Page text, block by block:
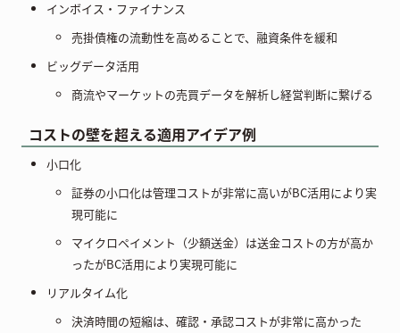
インボイス・ファイナンス
売掛債権の流動性を高めることで、融資条件を緩和
ビッグデータ活用
商流やマーケットの売買データを解析し経営判断に繋げる
コストの壁を超える適用アイデア例
小口化
証券の小口化は管理コストが非常に高いがBC活用により実
現可能に
マイクロペイメント（少額送金）は送金コストの方が高か
ったがBC活用により実現可能に
リアルタイム化
決済時間の短縮は、確認・承認コストが非常に高かった